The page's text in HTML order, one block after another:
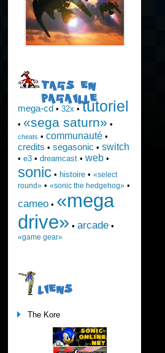
TAGS EN
PAGAILLE
mega-cd • 32x • tutoriel
• «sega saturn» •
cheats • communauté•
credits • segasonic • switch
• e3• dreamcast• web•
sonic• histoire• «select
round»• «sonic the hedgehog»•
cameo• «mega
drive» • arcade•
«game gear»
LIENS
The Kore